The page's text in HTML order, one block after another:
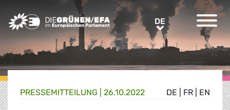
Greens/EFA Home DEDE
DE FR EN
PRESSE­MITTEILUNG 26.10.2022